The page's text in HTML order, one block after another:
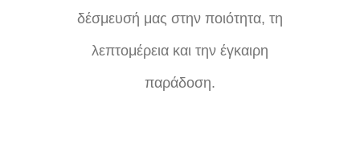
δέσμευσή μας στην ποιότητα, τη
λεπτομέρεια και την έγκαιρη
παράδοση.